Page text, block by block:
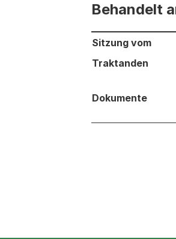
Behandelt
Behandelt an
Sitzung vom
Traktanden
Dokumente